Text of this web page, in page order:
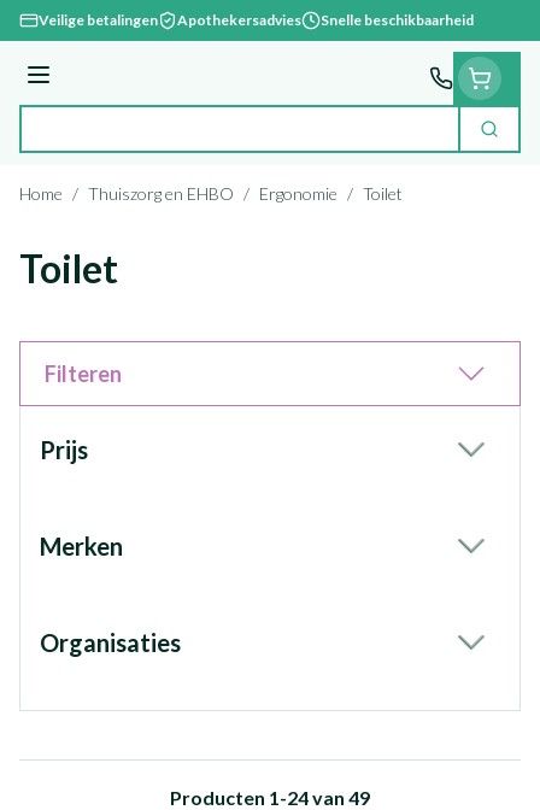
Ga naar de inhoud
Veilige betalingen Apothekersadvies Snelle beschikbaarheid
Menu
Zoek
Home / Thuiszorg en EHBO / Ergonomie / Toilet
Toilet
Filteren
Prijs
Merken
Organisaties
Producten 1-24van 49